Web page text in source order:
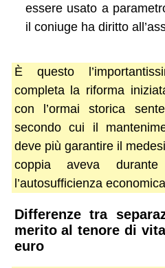
essere usato a
il coniuge ha diritto
È questo
completa la riforma
con l’ormai storica
secondo cui il
deve più garantire il
coppia aveva
l’autosufficienza
Differenze tra
merito al tenore di
euro